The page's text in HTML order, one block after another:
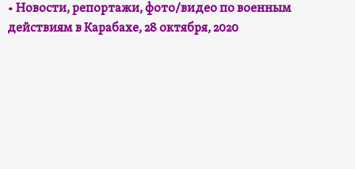
• Новости, репортажи, фото/видео по военным
действиям в Карабахе, 28 октября, 2020